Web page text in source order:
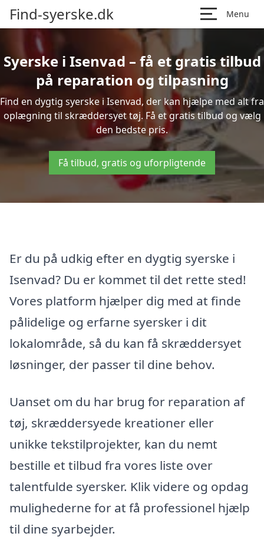
Find-syerske.dk Menu
Syerske i Isenvad – få et gratis tilbud
på reparation og tilpasning
Find en dygtig syerske i Isenvad, der kan hjælpe med alt fra
oplægning til skræddersyet tøj. Få et gratis tilbud og vælg
den bedste pris.
Få tilbud, gratis og uforpligtende
Er du på udkig efter en dygtig syerske i
Isenvad? Du er kommet til det rette sted!
Vores platform hjælper dig med at finde
pålidelige og erfarne syersker i dit
lokalområde, så du kan få skræddersyet
løsninger, der passer til dine behov.
Uanset om du har brug for reparation af
tøj, skræddersyede kreationer eller
unikke tekstilprojekter, kan du nemt
bestille et tilbud fra vores liste over
talentfulde syersker. Klik videre og opdag
mulighederne for at få professionel hjælp
til dine syarbejder.